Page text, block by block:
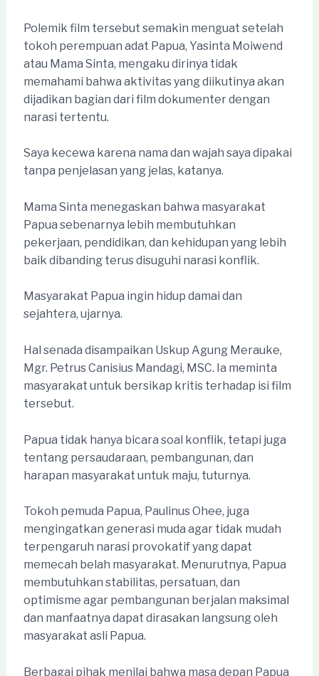
Polemik film tersebut semakin menguat setelah
tokoh perempuan adat Papua, Yasinta Moiwend
atau Mama Sinta, mengaku dirinya tidak
memahami bahwa aktivitas yang diikutinya akan
dijadikan bagian dari film dokumenter dengan
narasi tertentu.
Saya kecewa karena nama dan wajah saya dipakai
tanpa penjelasan yang jelas, katanya.
Mama Sinta menegaskan bahwa masyarakat
Papua sebenarnya lebih membutuhkan
pekerjaan, pendidikan, dan kehidupan yang lebih
baik dibanding terus disuguhi narasi konflik.
Masyarakat Papua ingin hidup damai dan
sejahtera, ujarnya.
Hal senada disampaikan Uskup Agung Merauke,
Mgr. Petrus Canisius Mandagi, MSC. Ia meminta
masyarakat untuk bersikap kritis terhadap isi film
tersebut.
Papua tidak hanya bicara soal konflik, tetapi juga
tentang persaudaraan, pembangunan, dan
harapan masyarakat untuk maju, tuturnya.
Tokoh pemuda Papua, Paulinus Ohee, juga
mengingatkan generasi muda agar tidak mudah
terpengaruh narasi provokatif yang dapat
memecah belah masyarakat. Menurutnya, Papua
membutuhkan stabilitas, persatuan, dan
optimisme agar pembangunan berjalan maksimal
dan manfaatnya dapat dirasakan langsung oleh
masyarakat asli Papua.
Berbagai pihak menilai bahwa masa depan Papua